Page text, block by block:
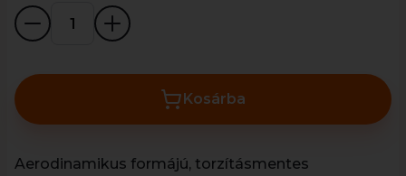
Kosárba
Aerodinamikus formájú, torzításmentes